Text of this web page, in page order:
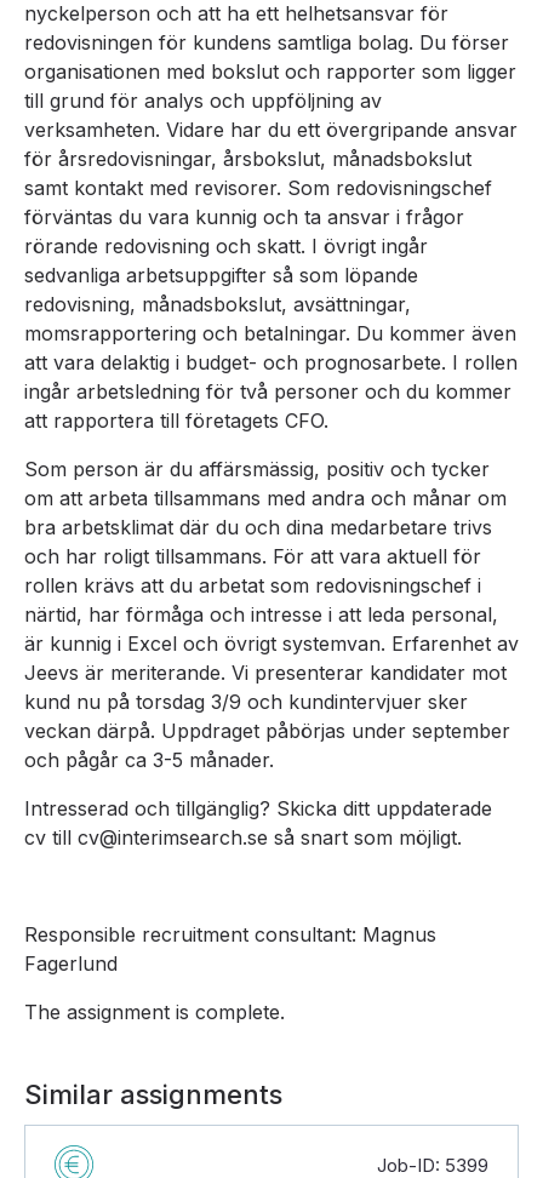
nyckelperson och att ha ett helhetsansvar för
redovisningen för kundens samtliga bolag. Du förser
organisationen med bokslut och rapporter som ligger
till grund för analys och uppföljning av
verksamheten. Vidare har du ett övergripande ansvar
för årsredovisningar, årsbokslut, månadsbokslut
samt kontakt med revisorer. Som redovisningschef
förväntas du vara kunnig och ta ansvar i frågor
rörande redovisning och skatt. I övrigt ingår
sedvanliga arbetsuppgifter så som löpande
redovisning, månadsbokslut, avsättningar,
momsrapportering och betalningar. Du kommer även
att vara delaktig i budget- och prognosarbete. I rollen
ingår arbetsledning för två personer och du kommer
att rapportera till företagets CFO.
Som person är du affärsmässig, positiv och tycker
om att arbeta tillsammans med andra och månar om
bra arbetsklimat där du och dina medarbetare trivs
och har roligt tillsammans. För att vara aktuell för
rollen krävs att du arbetat som redovisningschef i
närtid, har förmåga och intresse i att leda personal,
är kunnig i Excel och övrigt systemvan. Erfarenhet av
Jeevs är meriterande. Vi presenterar kandidater mot
kund nu på torsdag 3/9 och kundintervjuer sker
veckan därpå. Uppdraget påbörjas under september
och pågår ca 3-5 månader.
Intresserad och tillgänglig? Skicka ditt uppdaterade
cv till cv@interimsearch.se så snart som möjligt.
Responsible recruitment consultant: Magnus
Fagerlund
The assignment is complete.
Similar assignments
Job-ID: 5399